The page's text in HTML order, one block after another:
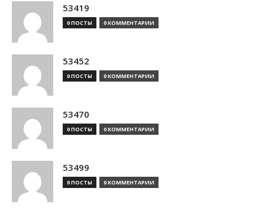
53419
0 ПОСТЫ 0 КОММЕНТАРИИ
53452
0 ПОСТЫ 0 КОММЕНТАРИИ
53470
0 ПОСТЫ 0 КОММЕНТАРИИ
53499
0 ПОСТЫ 0 КОММЕНТАРИИ